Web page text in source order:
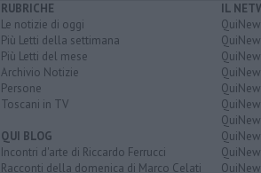
RUBRICHE
Le notizie di oggi
Più Letti della settimana
Più Letti del mese
Archivio Notizie
Persone
Toscani in TV
QUI BLOG
Incontri d'arte di Riccardo Ferrucci
Racconti della domenica di Marco Celati
IL